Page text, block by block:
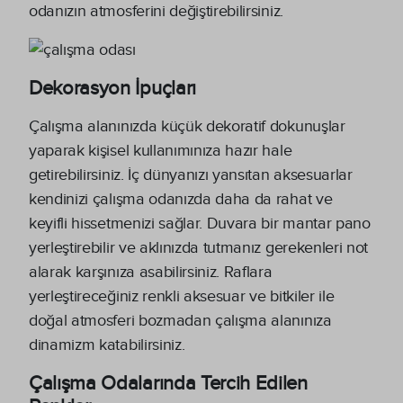
odanızın atmosferini değiştirebilirsiniz.
Dekorasyon İpuçları
Çalışma alanınızda küçük dekoratif dokunuşlar
yaparak kişisel kullanımınıza hazır hale
getirebilirsiniz. İç dünyanızı yansıtan aksesuarlar
kendinizi çalışma odanızda daha da rahat ve
keyifli hissetmenizi sağlar. Duvara bir mantar pano
yerleştirebilir ve aklınızda tutmanız gerekenleri not
alarak karşınıza asabilirsiniz. Raflara
yerleştireceğiniz renkli aksesuar ve bitkiler ile
doğal atmosferi bozmadan çalışma alanınıza
dinamizm katabilirsiniz.
Çalışma Odalarında Tercih Edilen